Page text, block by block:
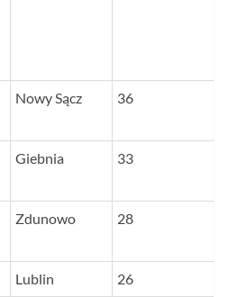
Nowy Sącz 36
Giebnia 33
Zdunowo 28
Lublin 26